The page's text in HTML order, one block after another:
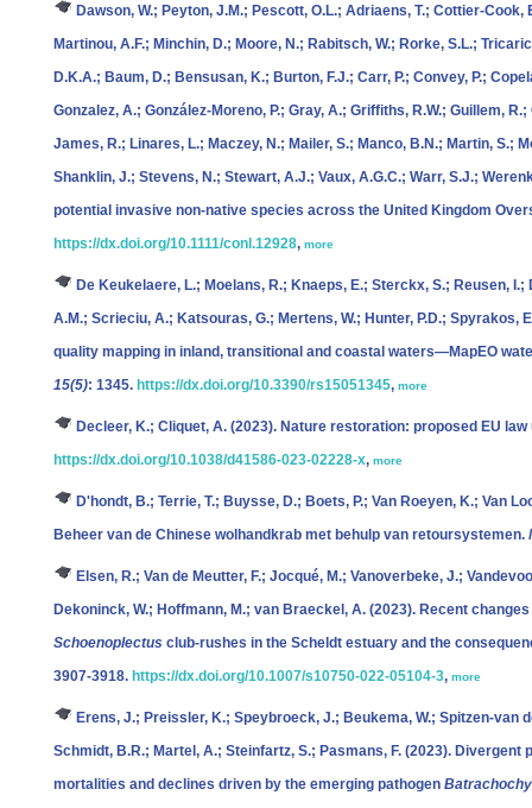
Dawson, W.; Peyton, J.M.; Pescott, O.L.; Adriaens, T.; Cottier-Cook,
Martinou, A.F.; Minchin, D.; Moore, N.; Rabitsch, W.; Rorke, S.L.;
D.K.A.; Baum, D.; Bensusan, K.; Burton, F.J.; Carr, P.; Convey, P.;
Gonzalez, A.; González-Moreno, P.; Gray, A.; Griffiths, R.W.; Guillem,
James, R.; Linares, L.; Maczey, N.; Mailer, S.; Manco, B.N.; Martin, S.;
Shanklin, J.; Stevens, N.; Stewart, A.J.; Vaux, A.G.C.; Warr, S.J.;
potential invasive non-native species across the United Kingdom
https://dx.doi.org/10.1111/conl.12928, more
De Keukelaere, L.; Moelans, R.; Knaeps, E.; Sterckx, S.; Reusen,
A.M.; Scrieciu, A.; Katsouras, G.; Mertens, W.; Hunter, P.D.; Spyrakos,
quality mapping in inland, transitional and coastal waters—MapEO
15(5): 1345. https://dx.doi.org/10.3390/rs15051345, more
Decleer, K.; Cliquet, A. (2023). Nature restoration: proposed EU
https://dx.doi.org/10.1038/d41586-023-02228-x, more
D'hondt, B.; Terrie, T.; Buysse, D.; Boets, P.; Van Roeyen, K.; Van
Beheer van de Chinese wolhandkrab met behulp van retoursystemen.
Elsen, R.; Van de Meutter, F.; Jocqué, M.; Vanoverbeke, J.;
Dekoninck, W.; Hoffmann, M.; van Braeckel, A. (2023). Recent
Schoenoplectus club-rushes in the Scheldt estuary and the
3907-3918. https://dx.doi.org/10.1007/s10750-022-05104-3, more
Erens, J.; Preissler, K.; Speybroeck, J.; Beukema, W.; Spitzen-van
Schmidt, B.R.; Martel, A.; Steinfartz, S.; Pasmans, F. (2023). Divergent
mortalities and declines driven by the emerging pathogen